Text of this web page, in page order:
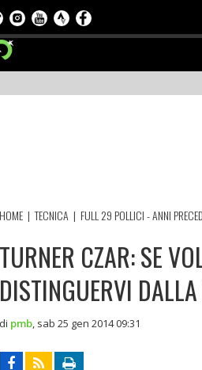
HOME |TECNICA | FULL 29 POLLICI - ANNI
TURNER CZAR: SE
DISTINGUERVI
di pmb sab 25 gen 2014 09:31